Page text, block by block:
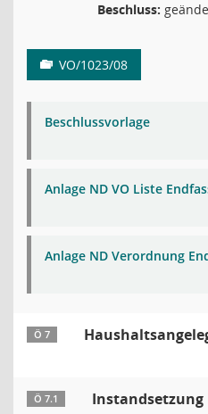
Beschluss:
VO/1023/08
Beschlussvorlage
Anlage ND VO Liste
Anlage ND Verordnung
Ö 7
Ö 7.1
Instandsetzung